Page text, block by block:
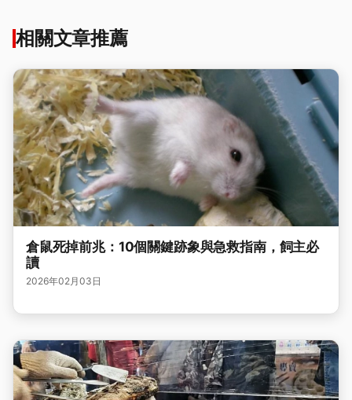
相關文章推薦
倉鼠死掉前兆：10個關鍵跡象與急救指南，飼主必
讀
2026年02月03日